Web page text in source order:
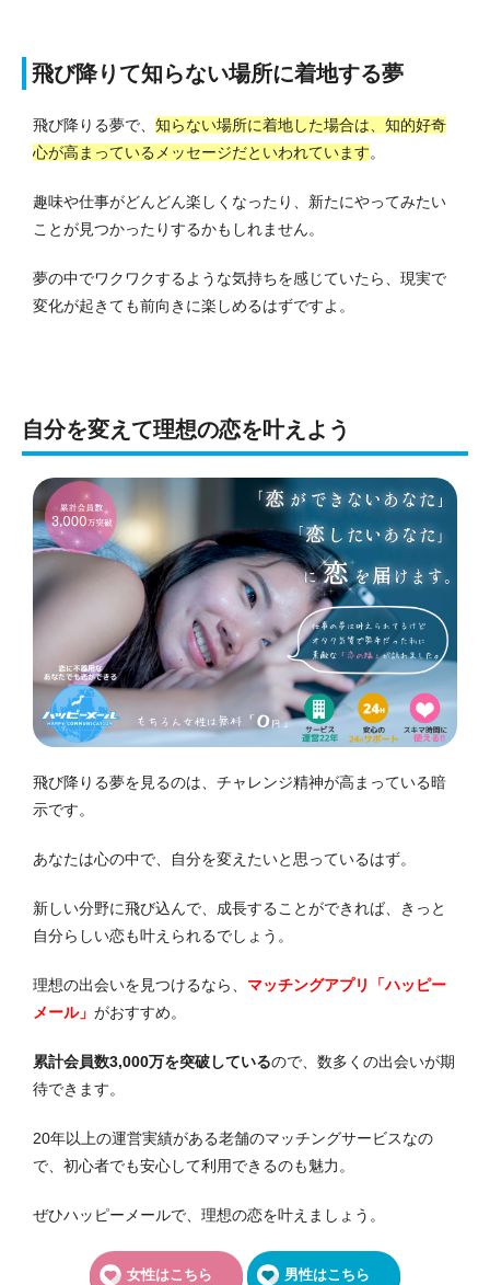
飛び降りて知らない場所に着地する夢
飛び降りる夢で、 知らない場所に着地した場合は、知的好奇
心が高まっているメッセージだといわれています。
趣味や仕事がどんどん楽しくなったり、新たにやってみたい
ことが見つかったりするかもしれません。
夢の中でワクワクするような気持ちを感じていたら、現実で
変化が起きても前向きに楽しめるはずですよ。
自分を変えて理想の恋を叶えよう
飛び降りる夢を見るのは、チャレンジ精神が高まっている暗
示です。
あなたは心の中で、自分を変えたいと思っているはず。
新しい分野に飛び込んで、成長することができれば、きっと
自分らしい恋も叶えられるでしょう。
理想の出会いを見つけるなら、 マッチングアプリ「ハッピー
メール」 がおすすめ。
累計会員数3,000万を突破しているので、数多くの出会いが期
待できます。
20年以上の運営実績がある老舗のマッチングサービスなの
で、初心者でも安心して利用できるのも魅力。
ぜひハッピーメールで、理想の恋を叶えましょう。
女性はこちら 男性はこちら